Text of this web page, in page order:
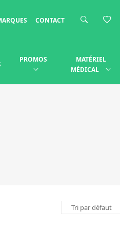
CONTACT
PROMOS
MATÉRIEL
MÉDICAL